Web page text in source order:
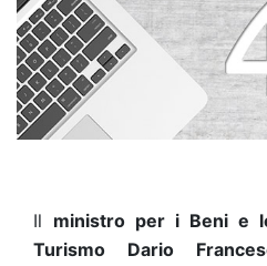
Il ministro per i Beni e
Turismo Dario